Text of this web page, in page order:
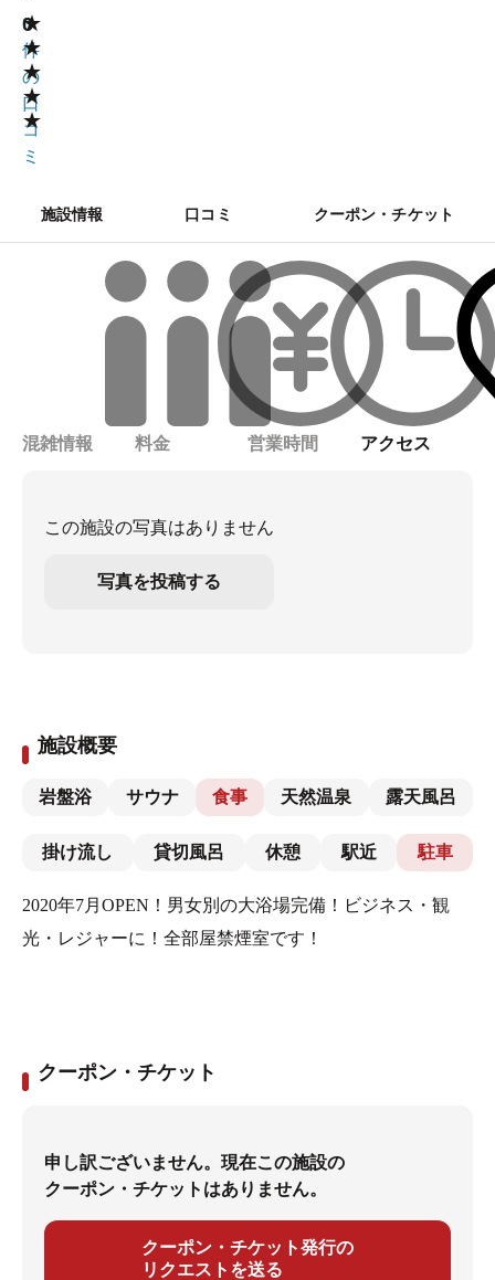
★
★
★
★
★
0
0
件
の
口
コ
ミ
施設情報 口コミ クーポン・チケット
混雑情報 料金 営業時間 アクセス
この施設の写真はありません
写真を投稿する
施設概要
岩盤浴 サウナ 食事 天然温泉 露天風呂
掛け流し 貸切風呂 休憩 駅近 駐車
2020年7月OPEN！男女別の大浴場完備！ビジネス・観
光・レジャーに！全部屋禁煙室です！
クーポン・チケット
申し訳ございません。現在この施設の
クーポン・チケットはありません。
クーポン・チケット発行の
リクエストを送る